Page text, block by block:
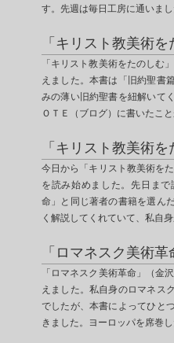
す。先週は毎日工房に通いま
「キリスト教美術
「キリスト教美術をたのしむ
えました。本書は「旧約聖書
みの薄い旧約聖書を紐解いて
ＯＴＥ（ブログ）に書いたこ
「キリスト教美術
今日から「キリスト教美術を
を読み始めました。先日ま
命」と同じ著者の書籍を選ん
く解説してくれていて、私自
「ロマネスク美術
「ロマネスク美術革命」（金
えました。私自身のロマネス
でしたが、本書によってひと
きました。ヨーロッパを席巻